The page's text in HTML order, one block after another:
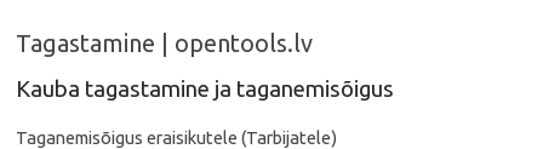
Tagastamine | opentools.lv
Kauba tagastamine ja taganemisõigus
Taganemisõigus eraisikutele (Tarbijatele)